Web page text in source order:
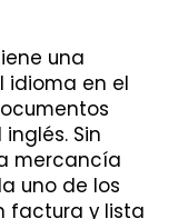
una
idioma en el
Sin
mercancía
uno de los
factura y lista